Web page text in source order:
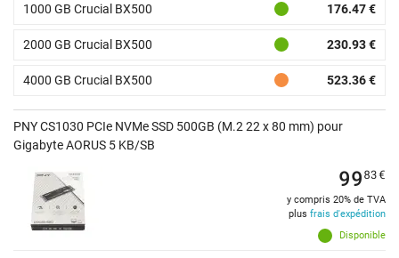
1000 GB Crucial BX500 176.47 €
2000 GB Crucial BX500 230.93 €
4000 GB Crucial BX500 523.36 €
PNY CS1030 PCIe NVMe SSD 500GB (M.2 22 x 80 mm) pour
Gigabyte AORUS 5 KB/SB
Disponible
9983€
y compris 20% de TVA
plus frais d'expédition